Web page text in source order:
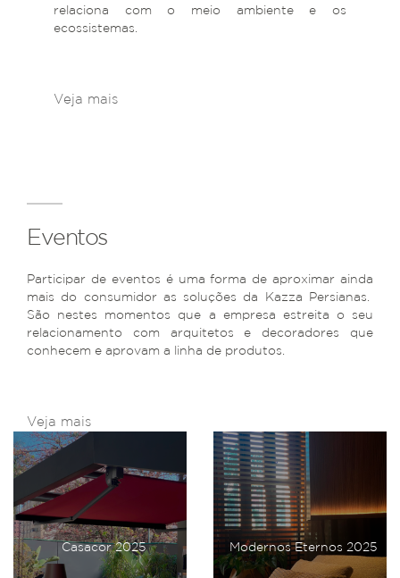
relaciona com o meio ambiente e os
ecossistemas.
Veja mais
Eventos
Participar de eventos é uma forma de aproximar ainda
mais do consumidor as soluções da Kazza Persianas.
São nestes momentos que a empresa estreita o seu
relacionamento com arquitetos e decoradores que
conhecem e aprovam a linha de produtos.
Veja mais
Casacor 2025 Modernos Eternos 2025